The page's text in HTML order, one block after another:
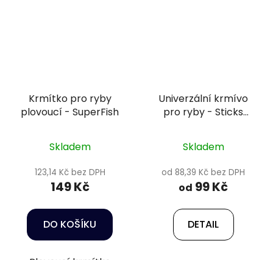
Krmítko pro ryby
plovoucí - SuperFish
Skladem
123,14 Kč bez DPH
149 Kč
DO KOŠÍKU
Univerzální krmívo
pro ryby - Sticks
Skladem
od 88,39 Kč bez DPH
od 99 Kč
DETAIL